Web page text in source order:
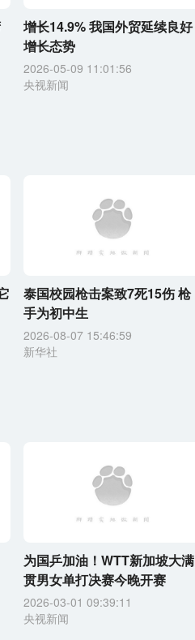
增长14.9% 我国外贸延续良好
增长态势
2026-05-09 11:01:56
央视新闻
泰国校园枪击案致7死15伤 枪
手为初中生
2026-08-07 15:46:59
新华社
为国乒加油！WTT新加坡大满
贯男女单打决赛今晚开赛
2026-03-01 09:39:11
央视新闻